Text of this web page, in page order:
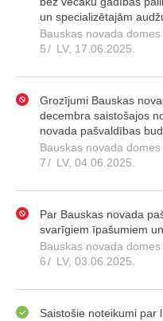
un specializētajām
Bauskas novada
5/ LV, 17.06.2025.
Grozījumi Bauskas
decembra saistošajos
novada pašvaldības
Bauskas novada
7/ LV, 04.06.2025.
Par Bauskas novada
svarīgiem īpašumiem
Bauskas novada
6/ LV, 03.06.2025.
Saistošie noteikumi par